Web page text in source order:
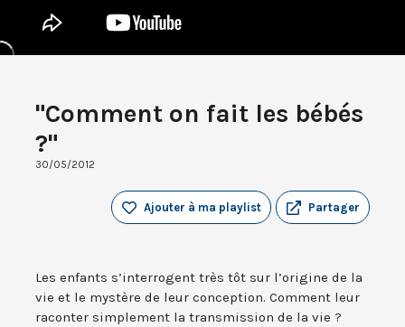
"Comment on fait les bébés
?"
30/05/2012
Partager
Ajouter à ma playlist
Les enfants s’interrogent très tôt sur l’origine de la
vie et le mystère de leur conception. Comment leur
raconter simplement la transmission de la vie ?